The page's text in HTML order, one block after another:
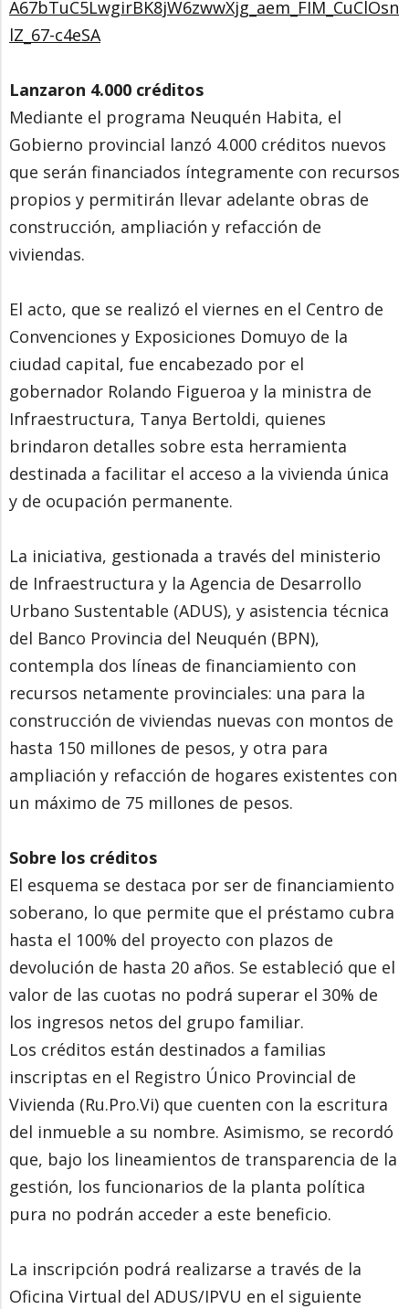
A67bTuC5LwgirBK8jW6zwwXjg_aem_FIM_CuClOsn
lZ_67-c4eSA
Lanzaron 4.000 créditos
Mediante el programa Neuquén Habita, el
Gobierno provincial lanzó 4.000 créditos nuevos
que serán financiados íntegramente con recursos
propios y permitirán llevar adelante obras de
construcción, ampliación y refacción de
viviendas.
El acto, que se realizó el viernes en el Centro de
Convenciones y Exposiciones Domuyo de la
ciudad capital, fue encabezado por el
gobernador Rolando Figueroa y la ministra de
Infraestructura, Tanya Bertoldi, quienes
brindaron detalles sobre esta herramienta
destinada a facilitar el acceso a la vivienda única
y de ocupación permanente.
La iniciativa, gestionada a través del ministerio
de Infraestructura y la Agencia de Desarrollo
Urbano Sustentable (ADUS), y asistencia técnica
del Banco Provincia del Neuquén (BPN),
contempla dos líneas de financiamiento con
recursos netamente provinciales: una para la
construcción de viviendas nuevas con montos de
hasta 150 millones de pesos, y otra para
ampliación y refacción de hogares existentes con
un máximo de 75 millones de pesos.
Sobre los créditos
El esquema se destaca por ser de financiamiento
soberano, lo que permite que el préstamo cubra
hasta el 100% del proyecto con plazos de
devolución de hasta 20 años. Se estableció que el
valor de las cuotas no podrá superar el 30% de
los ingresos netos del grupo familiar.
Los créditos están destinados a familias
inscriptas en el Registro Único Provincial de
Vivienda (Ru.Pro.Vi) que cuenten con la escritura
del inmueble a su nombre. Asimismo, se recordó
que, bajo los lineamientos de transparencia de la
gestión, los funcionarios de la planta política
pura no podrán acceder a este beneficio.
La inscripción podrá realizarse a través de la
Oficina Virtual del ADUS/IPVU en el siguiente